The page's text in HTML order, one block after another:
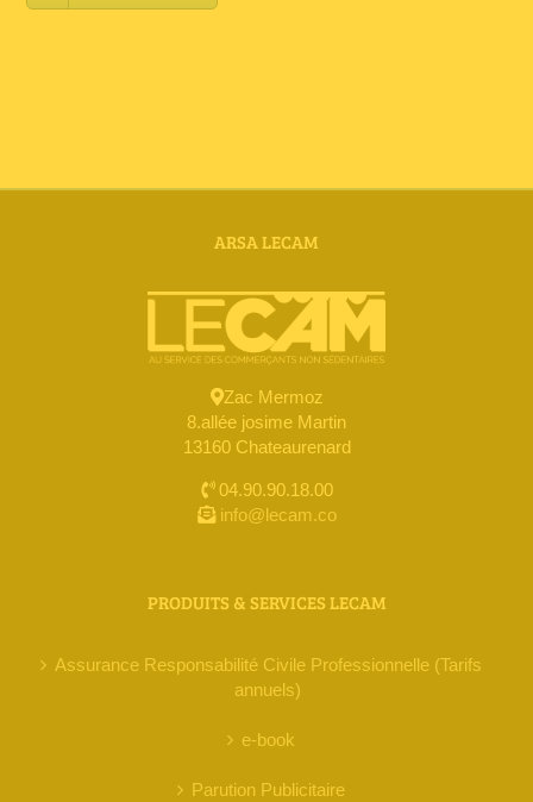
ARSA LECAM
Zac Mermoz
8.allée josime Martin
13160 Chateaurenard
04.90.90.18.00
info@lecam.co
PRODUITS & SERVICES LECAM
Assurance Responsabilité Civile Professionnelle (Tarifs
annuels)
e-book
Parution Publicitaire